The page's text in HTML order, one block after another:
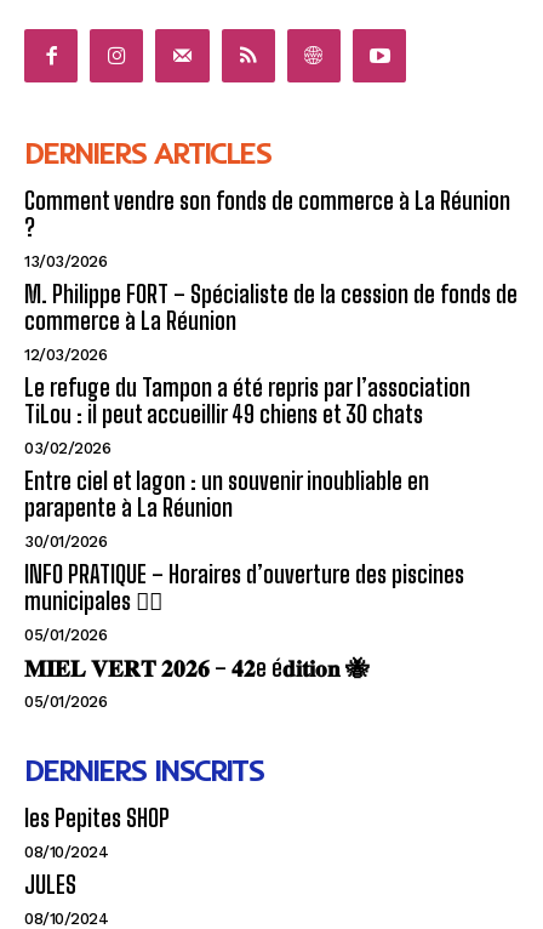
DERNIERS ARTICLES
Comment vendre son fonds de commerce à La Réunion
?
13/03/2026
M. Philippe FORT – Spécialiste de la cession de fonds de
commerce à La Réunion
12/03/2026
Le refuge du Tampon a été repris par l’association
TiLou : il peut accueillir 49 chiens et 30 chats
03/02/2026
Entre ciel et lagon : un souvenir inoubliable en
parapente à La Réunion
30/01/2026
INFO PRATIQUE – Horaires d’ouverture des piscines
municipales 🏊‍♂️
05/01/2026
𝐌𝐈𝐄𝐋 𝐕𝐄𝐑𝐓 𝟐𝟎𝟐𝟔 – 𝟒𝟐e é𝐝𝐢𝐭𝐢𝐨𝐧 🐝
05/01/2026
DERNIERS INSCRITS
les Pepites SHOP
08/10/2024
JULES
08/10/2024